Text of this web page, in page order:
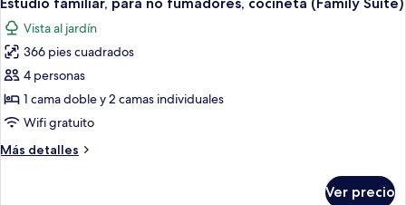
habitaciones
todas
las
fotos
de
Estudio
familiar,
no
Vista al jardín
366 pies cuadrados
4 personas
1 cama doble y 2 camas individuales
Wifi gratuito
Más detalles
Más
Ver precio